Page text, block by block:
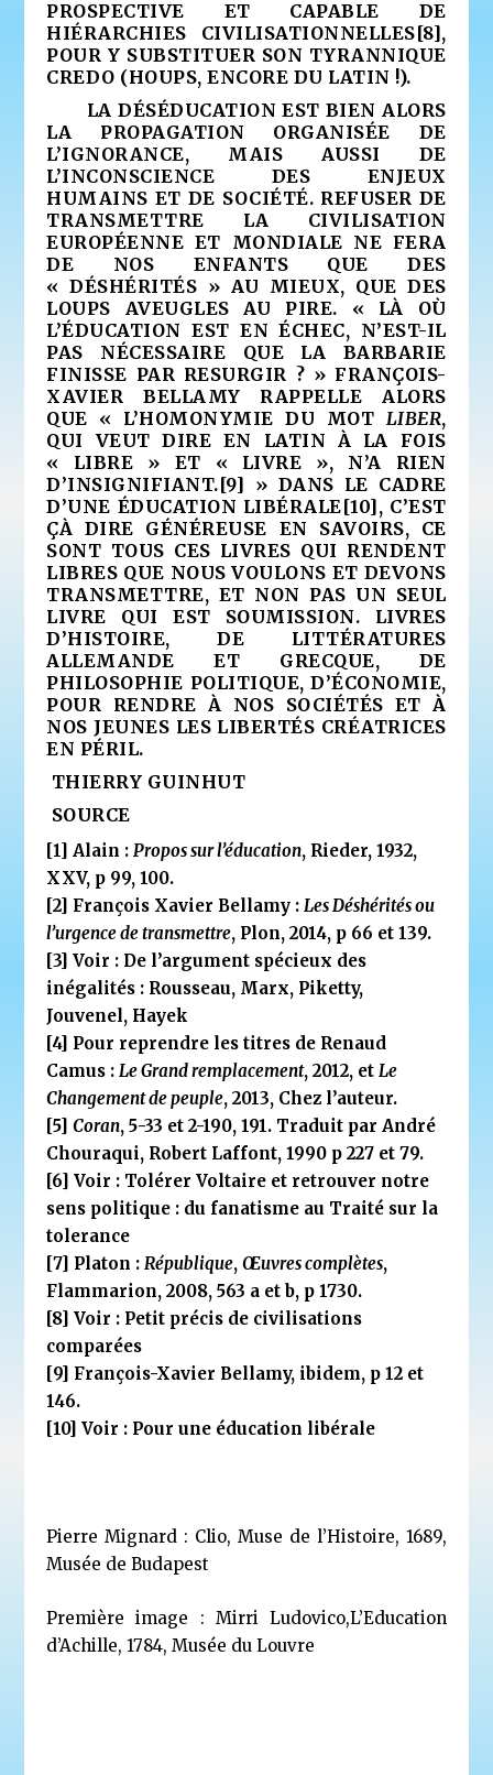
PROSPECTIVE ET CAPABLE DE
HIÉRARCHIES CIVILISATIONNELLES[8],
POUR Y SUBSTITUER SON TYRANNIQUE
CREDO (HOUPS, ENCORE DU LATIN !).
LA DÉSÉDUCATION EST BIEN ALORS
LA PROPAGATION ORGANISÉE DE
L’IGNORANCE, MAIS AUSSI DE
L’INCONSCIENCE DES ENJEUX
HUMAINS ET DE SOCIÉTÉ. REFUSER DE
TRANSMETTRE LA CIVILISATION
EUROPÉENNE ET MONDIALE NE FERA
DE NOS ENFANTS QUE DES
« DÉSHÉRITÉS » AU MIEUX, QUE DES
LOUPS AVEUGLES AU PIRE. « LÀ OÙ
L’ÉDUCATION EST EN ÉCHEC, N’EST-IL
PAS NÉCESSAIRE QUE LA BARBARIE
FINISSE PAR RESURGIR ? » FRANÇOIS-
XAVIER BELLAMY RAPPELLE ALORS
QUE « L’HOMONYMIE DU MOT LIBER,
QUI VEUT DIRE EN LATIN À LA FOIS
« LIBRE » ET « LIVRE », N’A RIEN
D’INSIGNIFIANT.[9] » DANS LE CADRE
D’UNE ÉDUCATION LIBÉRALE[10], C’EST
ÇÀ DIRE GÉNÉREUSE EN SAVOIRS, CE
SONT TOUS CES LIVRES QUI RENDENT
LIBRES QUE NOUS VOULONS ET DEVONS
TRANSMETTRE, ET NON PAS UN SEUL
LIVRE QUI EST SOUMISSION. LIVRES
D’HISTOIRE, DE LITTÉRATURES
ALLEMANDE ET GRECQUE, DE
PHILOSOPHIE POLITIQUE, D’ÉCONOMIE,
POUR RENDRE À NOS SOCIÉTÉS ET À
NOS JEUNES LES LIBERTÉS CRÉATRICES
EN PÉRIL.
THIERRY GUINHUT
SOURCE
[1] Alain : Propos sur l’éducation, Rieder, 1932,
XXV, p 99, 100.
[2] François Xavier Bellamy : Les Déshérités ou
l’urgence de transmettre, Plon, 2014, p 66 et 139.
[3] Voir : De l’argument spécieux des
inégalités : Rousseau, Marx, Piketty,
Jouvenel, Hayek
[4] Pour reprendre les titres de Renaud
Camus : Le Grand remplacement, 2012, et Le
Changement de peuple, 2013, Chez l’auteur.
[5] Coran, 5-33 et 2-190, 191. Traduit par André
Chouraqui, Robert Laffont, 1990 p 227 et 79.
[6] Voir : Tolérer Voltaire et retrouver notre
sens politique : du fanatisme au Traité sur la
tolerance
[7] Platon : République,Œuvres complètes,
Flammarion, 2008, 563 a et b, p 1730.
[8] Voir : Petit précis de civilisations
comparées
[9] François-Xavier Bellamy, ibidem, p 12 et
146.
[10] Voir : Pour une éducation libérale
Pierre Mignard : Clio, Muse de l’Histoire, 1689,
Musée de Budapest
Première image : Mirri Ludovico,L’Education
d’Achille, 1784, Musée du Louvre